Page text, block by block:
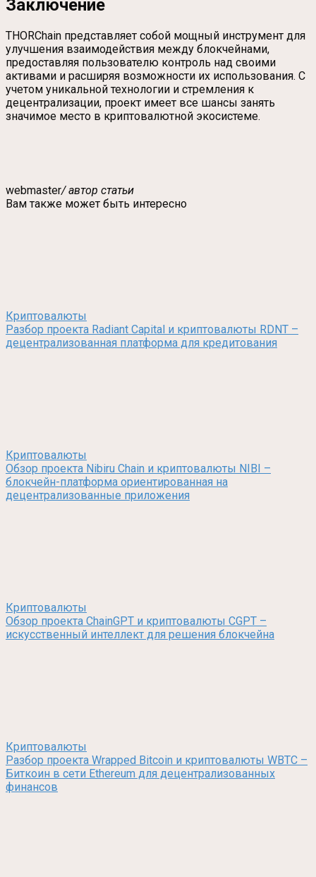
Заключение
THORChain представляет собой мощный инструмент для
улучшения взаимодействия между блокчейнами,
предоставляя пользователю контроль над своими
активами и расширяя возможности их использования. С
учетом уникальной технологии и стремления к
децентрализации, проект имеет все шансы занять
значимое место в криптовалютной экосистеме.
webmaster/ автор статьи
Вам также может быть интересно
Криптовалюты
Разбор проекта Radiant Capital и криптовалюты RDNT –
децентрализованная платформа для кредитования
Криптовалюты
Обзор проекта Nibiru Chain и криптовалюты NIBI –
блокчейн-платформа ориентированная на
децентрализованные приложения
Криптовалюты
Обзор проекта ChainGPT и криптовалюты CGPT –
искусственный интеллект для решения блокчейна
Криптовалюты
Разбор проекта Wrapped Bitcoin и криптовалюты WBTC –
Биткоин в сети Ethereum для децентрализованных
финансов